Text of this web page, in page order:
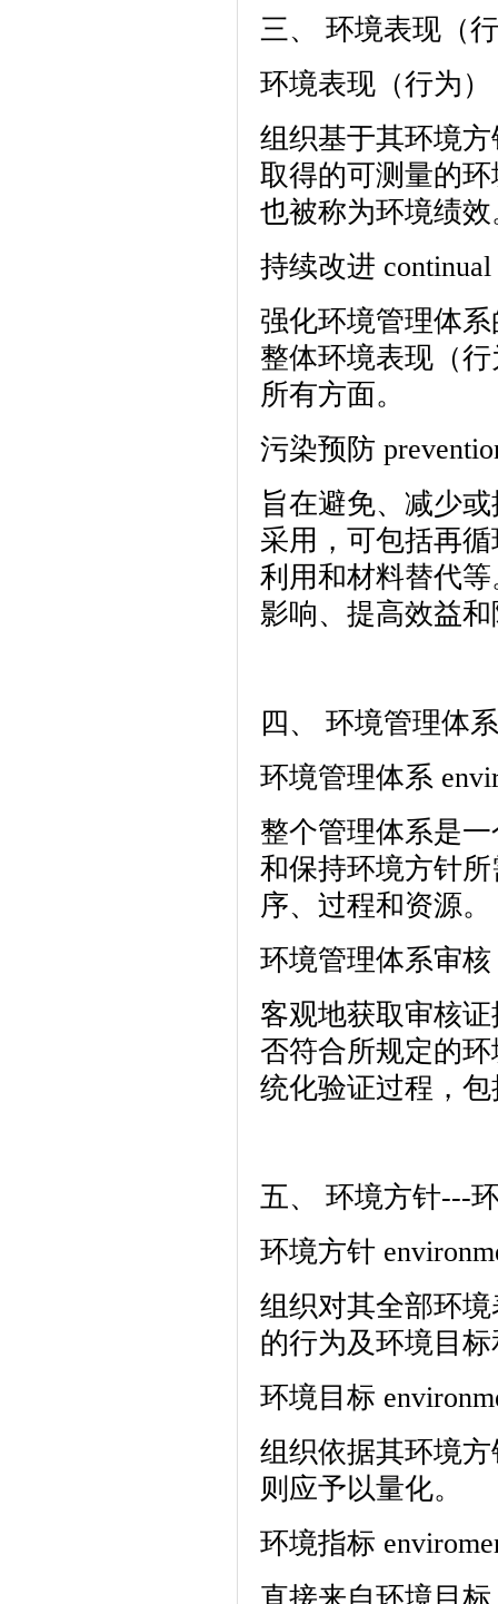
三、 环境表现（
环境表现（行为）
组织基于其环境
取得的可测量的
也被称为环境绩效
持续改进 continual
强化环境管理体
整体环境表现（
所有方面。
污染预防
旨在避免、减少
采用，可包括再
利用和材料替代
影响、提高效益
四、 环境管理体
环境管理体系
整个管理体系是
和保持环境方针
序、过程和资源。
环境管理体系审核
客观地获取审核
否符合所规定的
统化验证过程，
五、 环境方针---
环境方针
组织对其全部环
的行为及环境目
环境目标
组织依据其环境
则应予以量化。
环境指标